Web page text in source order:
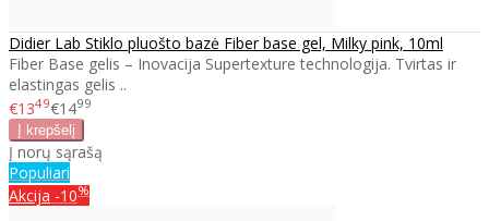
Didier Lab Stiklo pluošto bazė Fiber base gel, Milky pink, 10ml
Fiber Base gelis – Inovacija Supertexture technologija. Tvirtas ir
elastingas gelis ..
€1349€1499
Į norų sąrašą
Populiari
Akcija -10%